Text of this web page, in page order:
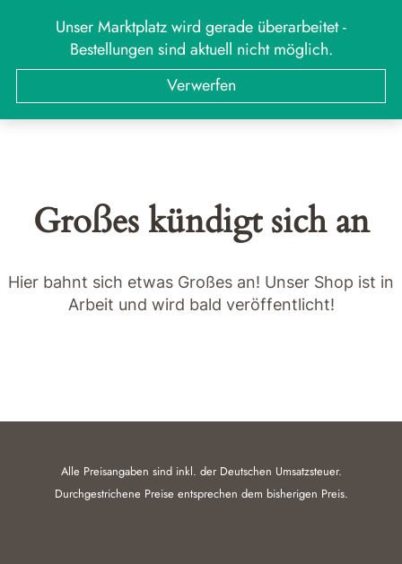
Unser Marktplatz wird gerade überarbeitet -
Bestellungen sind aktuell nicht möglich.
Verwerfen
MARKT
Suchen
Großes kündigt sich an
Hier bahnt sich etwas Großes an! Unser Shop ist in
Arbeit und wird bald veröffentlicht!
Alle Preisangaben sind inkl. der Deutschen Umsatzsteuer.
Durchgestrichene Preise entsprechen dem bisherigen Preis.